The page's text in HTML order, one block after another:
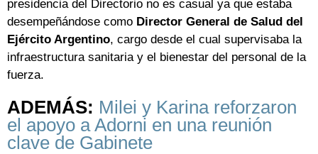
presidencia del Directorio no es casual ya que estaba
desempeñándose como Director General de Salud del
Ejército Argentino, cargo desde el cual supervisaba la
infraestructura sanitaria y el bienestar del personal de la
fuerza.
ADEMÁS: Milei y Karina reforzaron
el apoyo a Adorni en una reunión
clave de Gabinete